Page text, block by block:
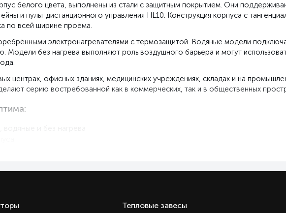
белого цвета, выполнены из стали с защитным покрытием. Они
и пульт дистанционного управления HL10. Конструкция корпуса с
по всей ширине проёма.
электронагревателями с термозащитой. Водяные модели
Модели без нагрева выполняют роль воздушного барьера и могут
центрах, офисных зданиях, медицинских учреждениях, складах и на
серию востребованной как в коммерческих, так и в общественных
доработок
трафика
Тепловые завесы